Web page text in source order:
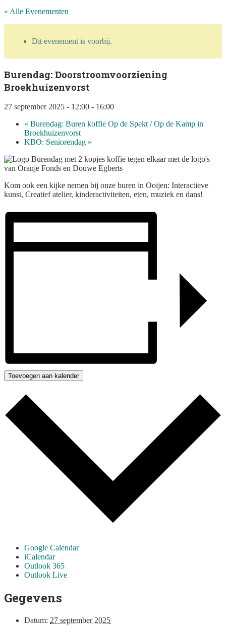
« Alle Evenementen
Dit evenement is voorbij.
Burendag: Doorstroomvoorziening
Broekhuizenvorst
27 september 2025 - 12:00 - 16:00
« Burendag: Buren koffie Op de Spekt / Op de Kamp in
Broekhuizenvorst
KBO: Seniorendag »
Kom ook een kijke nemen bij onze buren in Ooijen: Interactieve
kunst, Creatief atelier, kinderactiviteiten, eten, muziek en dans!
Toevoegen aan kalender
Google Calendar
iCalendar
Outlook 365
Outlook Live
Gegevens
Datum: 27 september 2025